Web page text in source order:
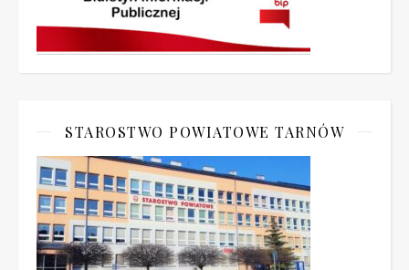
STAROSTWO POWIATOWE TARNÓW